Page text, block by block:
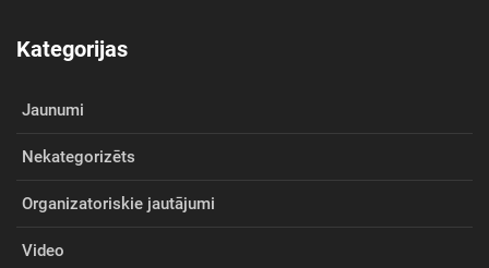
Kategorijas
Jaunumi
Nekategorizēts
Organizatoriskie jautājumi
Video